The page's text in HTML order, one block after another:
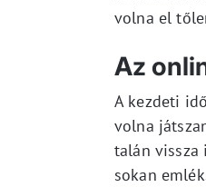
volna el
Az
A kezdeti
volna
talán vissza
sokan